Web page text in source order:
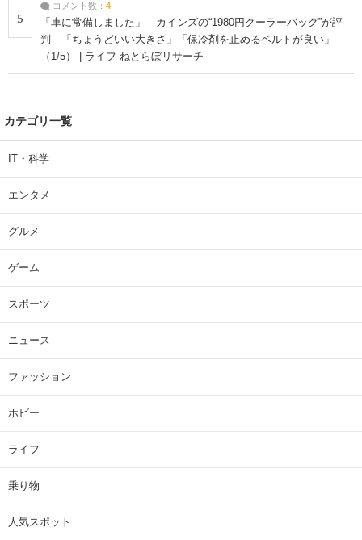
5
コメント数： 4
「車に常備しました」 カインズの“1980円クーラーバッグ”が評
判 「ちょうどいい大きさ」「保冷剤を止めるベルトが良い」
（1/5） | ライフ ねとらぼリサーチ
カテゴリ一覧
IT・科学
エンタメ
グルメ
ゲーム
スポーツ
ニュース
ファッション
ホビー
ライフ
乗り物
人気スポット